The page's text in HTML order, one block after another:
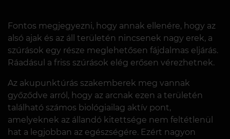
Fontos megjegyezni, hogy annak ellenére, hogy az
alsó ajak és az áll területén nincsenek nagy erek, a
szúrások egy része meglehetősen fájdalmas eljárás.
Ráadásul a friss szúrások elég erősen vérezhetnek.
Az akupunktúrás szakemberek meg vannak
győződve arról, hogy az arcnak ezen a területén
található számos biológiailag aktív pont,
amelyeknek az állandó kitettsége nem feltétlenül
hat a legjobban az egészségére. Ezért nagyon